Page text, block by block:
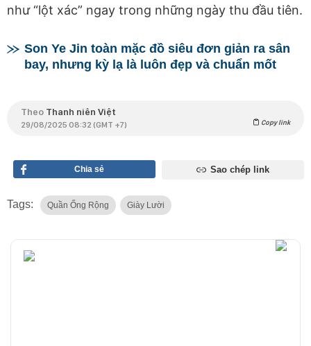
như “lột xác” ngay trong những ngày thu đầu tiên.
Son Ye Jin toàn mặc đồ siêu đơn giản ra sân
bay, nhưng kỳ lạ là luôn đẹp và chuẩn mốt
Theo Thanh niên Việt
29/08/2025 08:32 (GMT +7) Copy link
Chia sẻ Sao chép link
Tags: Quần Ống Rộng Giày Lười